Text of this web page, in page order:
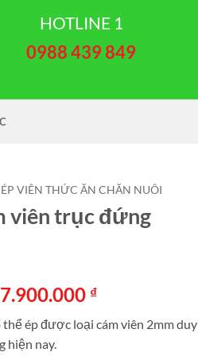
HOTLINE 1
0988 439 849
VIÊN THỨC ĂN CHĂN NUÔI
viên trục đứng
Giá
là:
8.500.000 ₫.
7.900.000 ₫Giá
tại
thể ép được loại cám viên 2mm duy
hiện nay.